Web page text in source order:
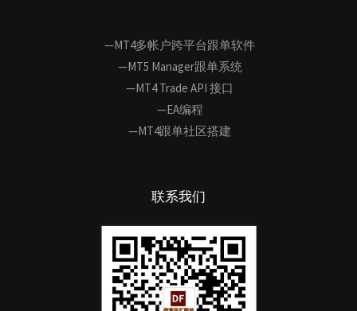
—MT4多帐户跨平台跟单软件
—MT5 Manager跟单系统
—MT4 Trade API 接口
—EA编程
—MT4跟单社区搭建
联系我们